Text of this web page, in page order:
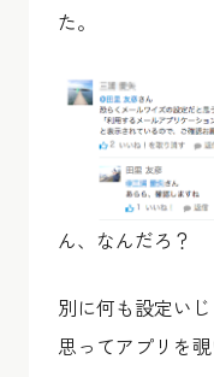
た。
ん、なんだろ？
別に何も設定い
思ってアプリを覗